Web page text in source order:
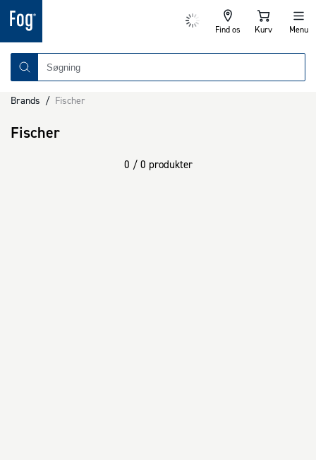
Find os Kurv Menu
Brands / Fischer
Fischer
0 / 0 produkter